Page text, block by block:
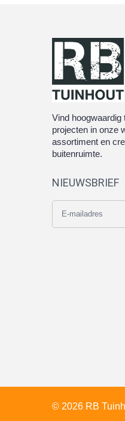
Vind hoogwaardig
projecten in onze
assortiment en
buitenruimte.
NIEUWSBRIEF
© 2026 RB